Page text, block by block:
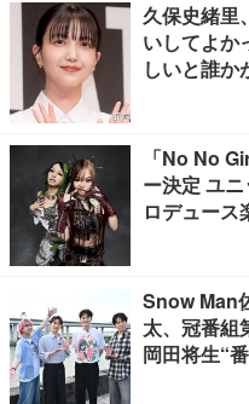
久保史緒里
いしてよか
しいと誰か
「No No
ー決定 ユ
ロデュース
Snow Man
太、冠番組
岡田将生“